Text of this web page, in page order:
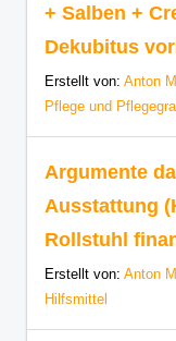
+ Salben +
Dekubitus
Erstellt von: Anton
Pflege und
Argumente
Ausstattung
Rollstuhl
Erstellt von: Anton
Hilfsmittel